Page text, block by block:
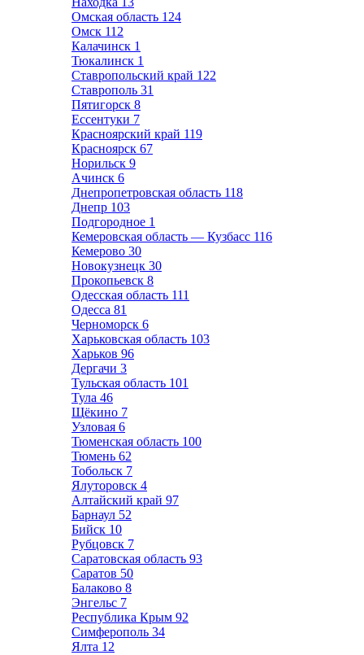
Омская область 124
Омск 112
Калачинск 1
Тюкалинск 1
Ставропольский край 122
Ставрополь 31
Пятигорск 8
Ессентуки 7
Красноярский край 119
Красноярск 67
Норильск 9
Ачинск 6
Днепропетровская область 118
Днепр 103
Подгородное 1
Кемеровская область — Кузбасс 116
Кемерово 30
Новокузнецк 30
Прокопьевск 8
Одесская область 111
Одесса 81
Черноморск 6
Харьковская область 103
Харьков 96
Дергачи 3
Тульская область 101
Тула 46
Щёкино 7
Узловая 6
Тюменская область 100
Тюмень 62
Тобольск 7
Ялуторовск 4
Алтайский край 97
Барнаул 52
Бийск 10
Рубцовск 7
Саратовская область 93
Саратов 50
Балаково 8
Энгельс 7
Республика Крым 92
Симферополь 34
Ялта 12